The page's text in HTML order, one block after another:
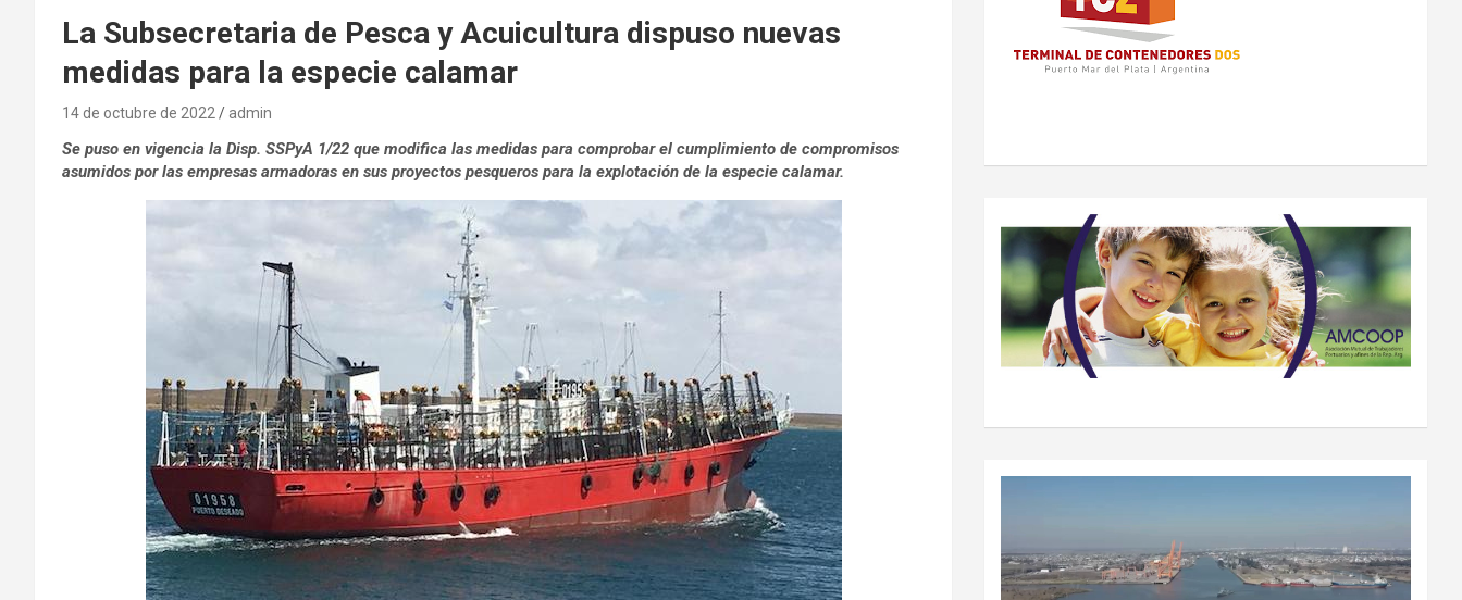
La Subsecretaria de Pesca y Acuicultura dispuso nuevas
medidas para la especie calamar
14 de octubre de 2022 admin
Se puso en vigencia la Disp. SSPyA 1/22 que modifica las medidas para comprobar el cumplimiento de compromisos
asumidos por las empresas armadoras en sus proyectos pesqueros para la explotación de la especie calamar.